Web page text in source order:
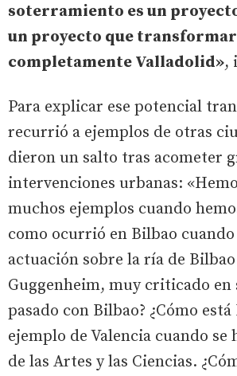
soterramiento es un
un proyecto que
completamente Valladolid»,
Para explicar ese potencial
recurrió a ejemplos de otras
dieron un salto tras acometer
intervenciones urbanas:
muchos ejemplos cuando
como ocurrió en Bilbao
actuación sobre la ría de
Guggenheim, muy criticado en
pasado con Bilbao? ¿Cómo está
ejemplo de Valencia cuando se
de las Artes y las Ciencias.